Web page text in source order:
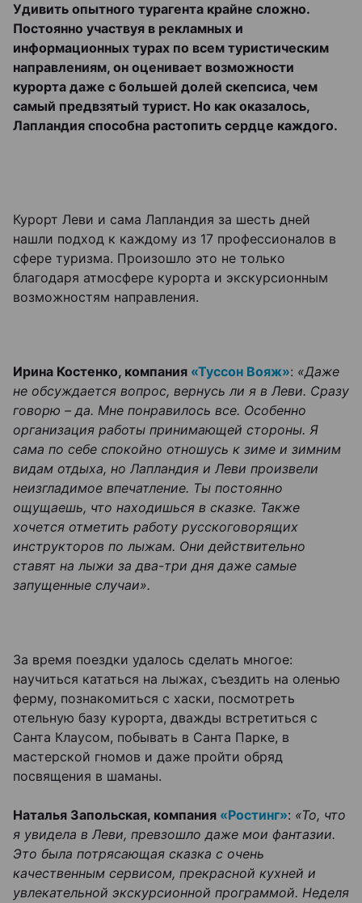
Удивить опытного турагента крайне сложно.
Постоянно участвуя в рекламных и
информационных турах по всем туристическим
направлениям, он оценивает возможности
курорта даже с большей долей скепсиса, чем
самый предвзятый турист. Но как оказалось,
Лапландия способна растопить сердце каждого.
Курорт Леви и сама Лапландия за шесть дней
нашли подход к каждому из 17 профессионалов в
сфере туризма. Произошло это не только
благодаря атмосфере курорта и экскурсионным
возможностям направления.
Ирина Костенко, компания «Туссон Вояж»: «Даже
не обсуждается вопрос, вернусь ли я в Леви. Сразу
говорю – да. Мне понравилось все. Особенно
организация работы принимающей стороны. Я
сама по себе спокойно отношусь к зиме и зимним
видам отдыха, но Лапландия и Леви произвели
неизгладимое впечатление. Ты постоянно
ощущаешь, что находишься в сказке. Также
хочется отметить работу русскоговорящих
инструкторов по лыжам. Они действительно
ставят на лыжи за два-три дня даже самые
запущенные случаи».
За время поездки удалось сделать многое:
научиться кататься на лыжах, съездить на оленью
ферму, познакомиться с хаски, посмотреть
отельную базу курорта, дважды встретиться с
Санта Клаусом, побывать в Санта Парке, в
мастерской гномов и даже пройти обряд
посвящения в шаманы.
Наталья Запольская, компания «Ростинг»: «То, что
я увидела в Леви, превзошло даже мои фантазии.
Это была потрясающая сказка с очень
качественным сервисом, прекрасной кухней и
увлекательной экскурсионной программой. Неделя